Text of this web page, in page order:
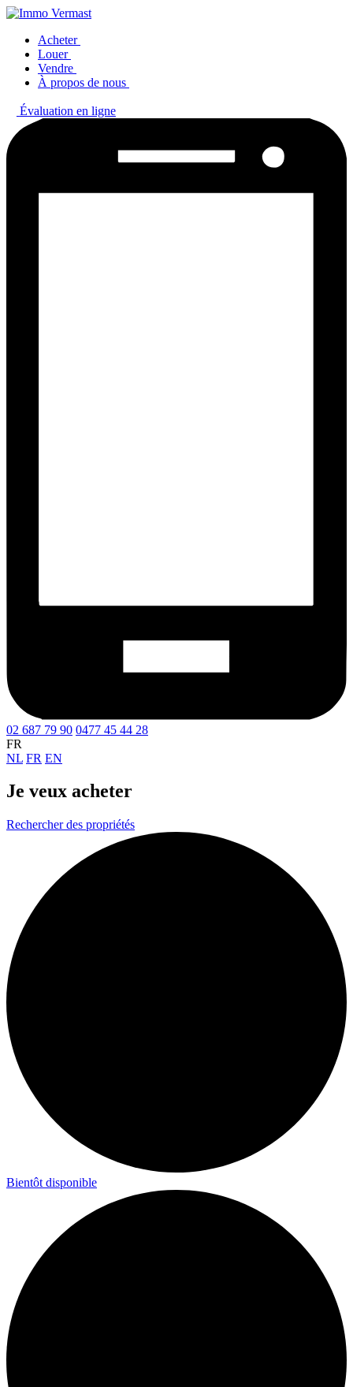
Acheter
Louer
Vendre
À propos de nous
Évaluation en ligne
02 687 79 90 0477 45 44 28
FR
NL FR EN
Je veux acheter
Rechercher des propriétés
Bientôt disponible